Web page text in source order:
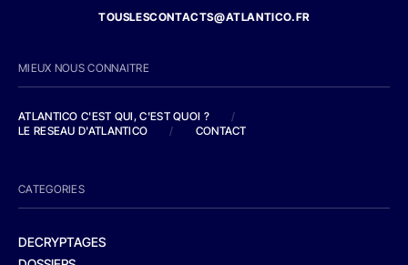
TOUSLESCONTACTS@ATLANTICO.FR
MIEUX NOUS CONNAITRE
ATLANTICO C'EST QUI, C'EST QUOI ?
/
LE RESEAU D'ATLANTICO
/ CONTACT
CATEGORIES
DECRYPTAGES